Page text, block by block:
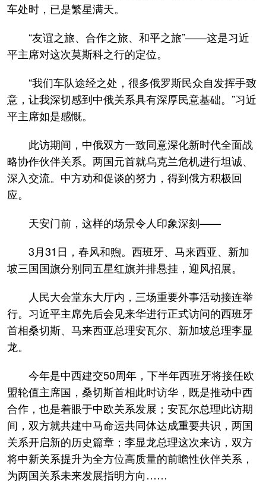
车处时，已是繁星满天。
“友谊之旅、合作之旅、和平之旅”——这是习近
平主席对这次莫斯科之行的定位。
“我们车队途经之处，很多俄罗斯民众自发挥手致
意，让我深切感到中俄关系具有深厚民意基础。”习近
平主席如是感慨。
此访期间，中俄双方一致同意深化新时代全面战
略协作伙伴关系。两国元首就乌克兰危机进行坦诚、
深入交流。中方劝和促谈的努力，得到俄方积极回
应。
天安门前，这样的场景令人印象深刻——
3月31日，春风和煦。西班牙、马来西亚、新加
坡三国国旗分别同五星红旗并排悬挂，迎风招展。
人民大会堂东大厅内，三场重要外事活动接连举
行。习近平主席先后会见来华进行正式访问的西班牙
首相桑切斯、马来西亚总理安瓦尔、新加坡总理李显
龙。
今年是中西建交50周年，下半年西班牙将接任欧
盟轮值主席国，桑切斯首相此时访华，既是推动中西
合作，也是着眼于中欧关系发展；安瓦尔总理此访期
间，双方就共建中马命运共同体达成重要共识，两国
关系开启新的历史篇章；李显龙总理这次来访，双方
将中新关系提升为全方位高质量的前瞻性伙伴关系，
为两国关系未来发展指明方向……